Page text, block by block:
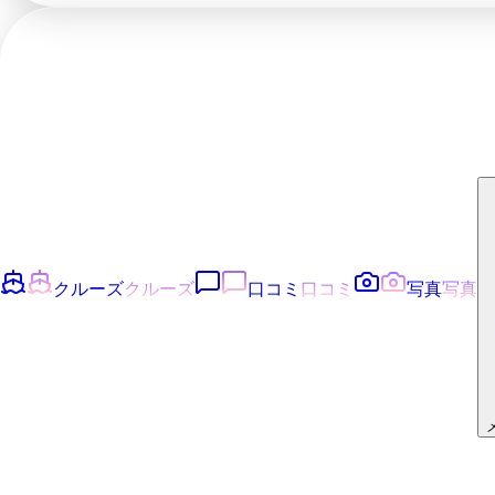
クルーズクルーズ 口コミ 口コミ 写真写真